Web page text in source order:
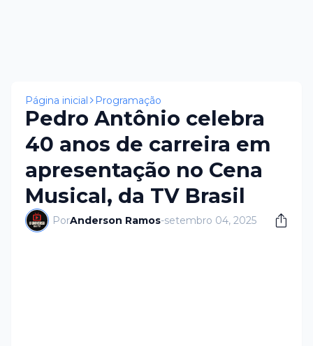
Página inicial Programação
Pedro Antônio celebra
40 anos de carreira em
apresentação no Cena
Musical, da TV Brasil
PorAnderson Ramos-setembro 04, 2025